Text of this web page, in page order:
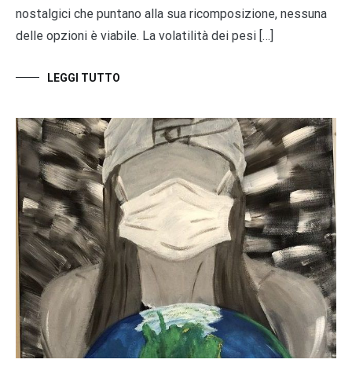
nostalgici che puntano alla sua ricomposizione, nessuna
delle opzioni è viabile. La volatilità dei pesi […]
LEGGI TUTTO